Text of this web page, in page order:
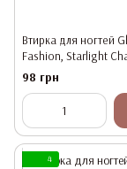
Втирка для ногтей
Fashion, Starlight
Powder 05 K155
98 грн
4